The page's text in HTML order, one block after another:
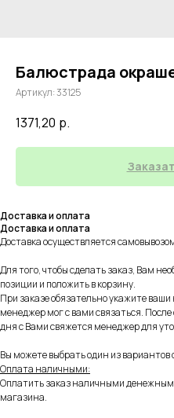
Балюстрада
Артикул:33125
1371,20 р.
Доставка и оплата
Доставка и оплата
Доставка осуществляется
Для того, чтобы сделать заказ, Вам
позиции и положить в корзину.
При заказе обязательно укажите
менеджер мог с вами связаться.
дня с Вами свяжется менеджер для
Вы можете выбрать один из вариантов
Оплата наличными:
Оплатить заказ наличными
магазина.